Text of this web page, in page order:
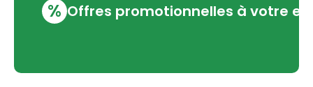
% Offres promotionnelles à votre